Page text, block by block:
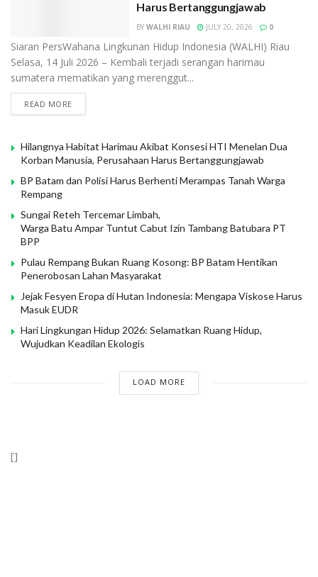
Harus Bertanggungjawab
BY WALHI RIAU JULY 20, 2026 0
Siaran PersWahana Lingkunan Hidup Indonesia (WALHI) Riau
Selasa, 14 Juli 2026 – Kembali terjadi serangan harimau
sumatera mematikan yang merenggut...
READ MORE
Hilangnya Habitat Harimau Akibat Konsesi HTI Menelan Dua
Korban Manusia, Perusahaan Harus Bertanggungjawab
BP Batam dan Polisi Harus Berhenti Merampas Tanah Warga
Rempang
Sungai Reteh Tercemar Limbah,
Warga Batu Ampar Tuntut Cabut Izin Tambang Batubara PT
BPP
Pulau Rempang Bukan Ruang Kosong: BP Batam Hentikan
Penerobosan Lahan Masyarakat
Jejak Fesyen Eropa di Hutan Indonesia: Mengapa Viskose Harus
Masuk EUDR
Hari Lingkungan Hidup 2026: Selamatkan Ruang Hidup,
Wujudkan Keadilan Ekologis
LOAD MORE
[]